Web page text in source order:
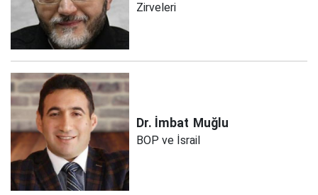
Zirveleri
Dr. İmbat Muğlu
BOP ve İsrail